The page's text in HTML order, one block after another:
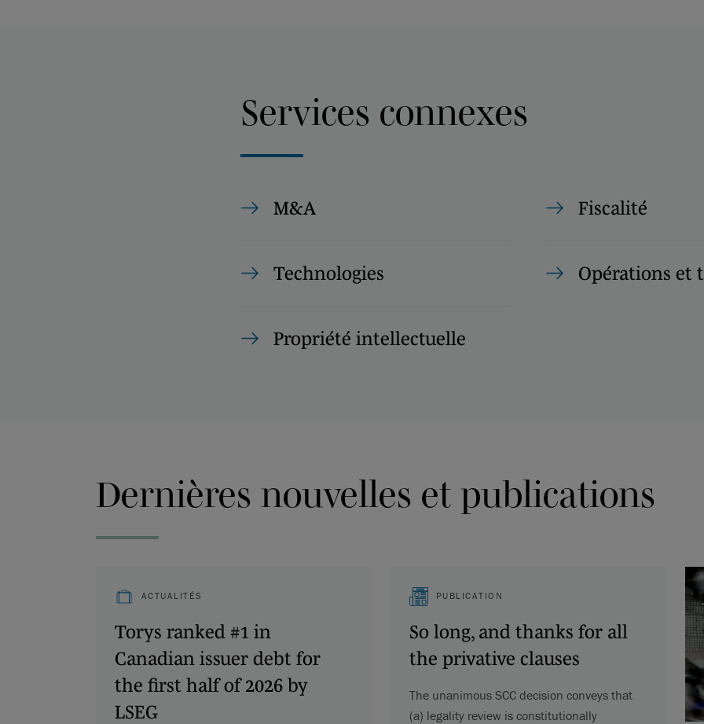
Services connexes
M&A Fiscalité
Technologies Opérations et
Propriété intellectuelle
Dernières nouvelles et publications
ACTUALITÉS
Torys ranked #1 in
Canadian issuer debt for
the first half of 2026 by
LSEG
PUBLICATION
So long, and thanks for all
the privative clauses
The unanimous SCC decision conveys that
(a) legality review is constitutionally